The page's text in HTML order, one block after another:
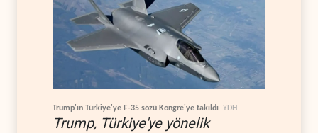
Trump'ın Türkiye'ye F-35 sözü Kongre'ye takıldı YDH
Trump, Türkiye'ye yönelik